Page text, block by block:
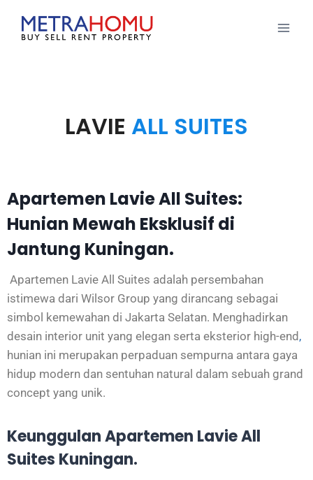
LAVIE ALL SUITES
Apartemen Lavie All Suites:
Hunian Mewah Eksklusif di
Jantung Kuningan.
Apartemen Lavie All Suites adalah persembahan
istimewa dari Wilsor Group yang dirancang sebagai
simbol kemewahan di Jakarta Selatan. Menghadirkan
desain interior unit yang elegan serta eksterior high-end ,
hunian ini merupakan perpaduan sempurna antara gaya
hidup modern dan sentuhan natural dalam sebuah grand
concept yang unik.
Keunggulan Apartemen Lavie All
Suites Kuningan.